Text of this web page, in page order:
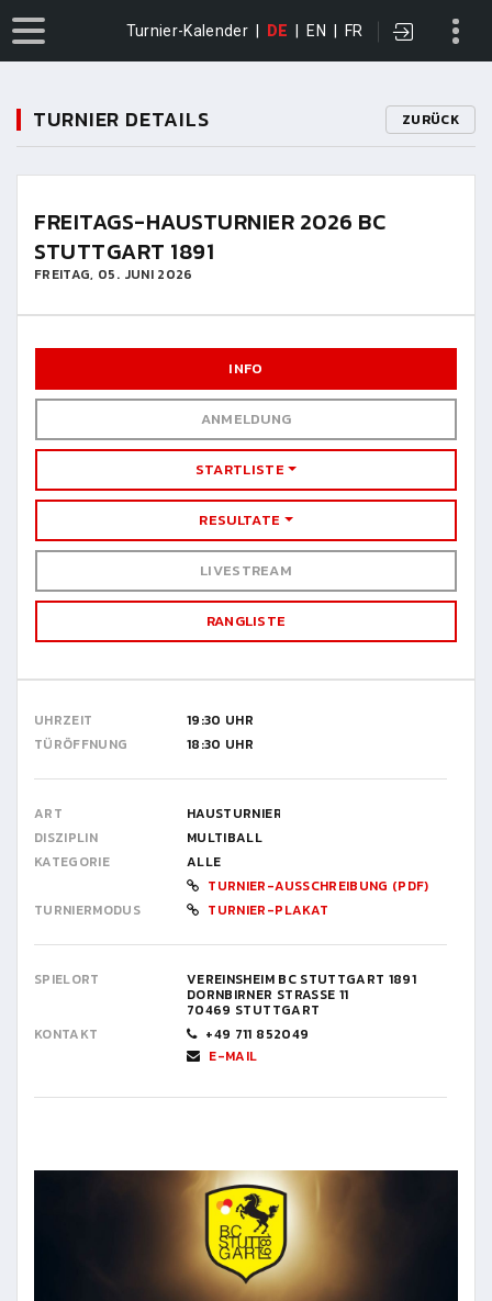
Turnier-Kalender DE EN FR
TURNIER DETAILS ZURÜCK
FREITAGS-HAUSTURNIER 2026 BC
STUTTGART 1891
FREITAG, 05. JUNI 2026
INFO
ANMELDUNG
STARTLISTE
RESULTATE
LIVESTREAM
RANGLISTE
UHRZEIT
19:30 UHR
TÜRÖFFNUNG
18:30 UHR
ART
HAUSTURNIER
DISZIPLIN
MULTIBALL
KATEGORIE
ALLE
TURNIER-AUSSCHREIBUNG (PDF)
TURNIERMODUS
TURNIER-PLAKAT
SPIELORT VEREINSHEIM BC STUTTGART 1891
DORNBIRNER STRASSE 11
70469 STUTTGART
KONTAKT
+49 711 852049
E-MAIL